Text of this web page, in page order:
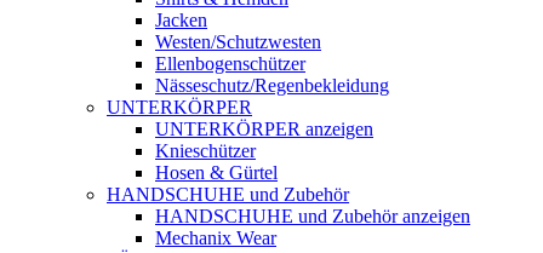
Jacken
Westen/Schutzwesten
Ellenbogenschützer
Nässeschutz/Regenbekleidung
UNTERKÖRPER
UNTERKÖRPER anzeigen
Knieschützer
Hosen & Gürtel
HANDSCHUHE und Zubehör
HANDSCHUHE und Zubehör anzeigen
Mechanix Wear